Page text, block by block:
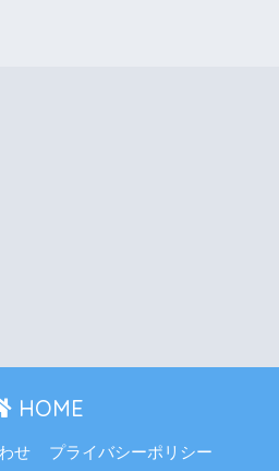
HOME
せ プライバシーポリシー